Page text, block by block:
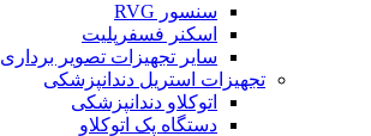
سنسور RVG
اسکنر فسفرپلیت
سایر تجهیزات تصویر برداری
تجهیزات استریل دندانپزشکی
اتوکلاو دندانپزشکی
دستگاه پک اتوکلاو